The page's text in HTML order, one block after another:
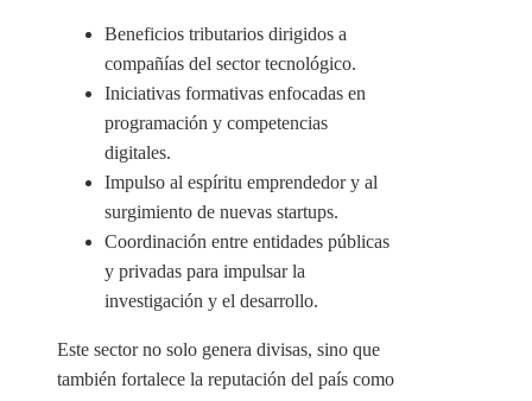
Beneficios tributarios dirigidos a
compañías del sector tecnológico.
Iniciativas formativas enfocadas en
programación y competencias
digitales.
Impulso al espíritu emprendedor y al
surgimiento de nuevas startups.
Coordinación entre entidades públicas
y privadas para impulsar la
investigación y el desarrollo.
Este sector no solo genera divisas, sino que
también fortalece la reputación del país como